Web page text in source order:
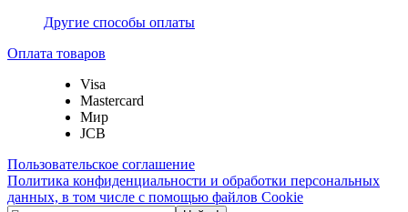
Другие способы оплаты
Оплата товаров
Visa
Mastercard
Мир
JCB
Пользовательское соглашение
Политика конфиденциальности и обработки персональных
данных, в том числе с помощью файлов Cookie